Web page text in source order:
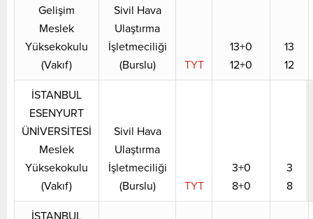
Gelişim
Meslek
Yüksekokulu
(Vakıf)
Sivil Hava
Ulaştırma
İşletmeciliği
(Burslu)
TYT
13+0
12+0
13
12
İSTANBUL
ESENYURT
ÜNİVERSİTESİ
Meslek
Yüksekokulu
(Vakıf)
Sivil Hava
Ulaştırma
İşletmeciliği
(Burslu)
TYT
3+0
8+0
3
8
İSTANBUL